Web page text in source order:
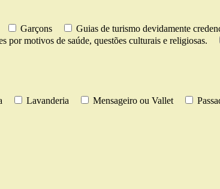
Garçons
Guias de turismo devidamente
por motivos de saúde, questões culturais e religiosas.
Lavanderia Mensageiro ou Vallet